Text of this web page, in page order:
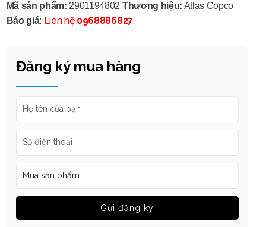
Mã sản phẩm: 2901194802 Thương hiệu: Atlas Copco
Báo giá: Liên hệ 0968886827
Đăng ký mua hàng
Gửi đăng ký